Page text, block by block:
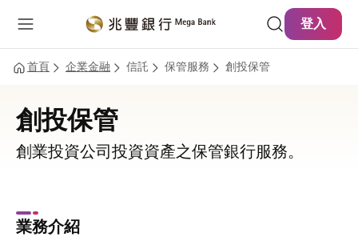
登入
首頁 企業金融 信託 保管服務 創投保管
創投保管
創業投資公司投資資產之保管銀行服務。
業務介紹